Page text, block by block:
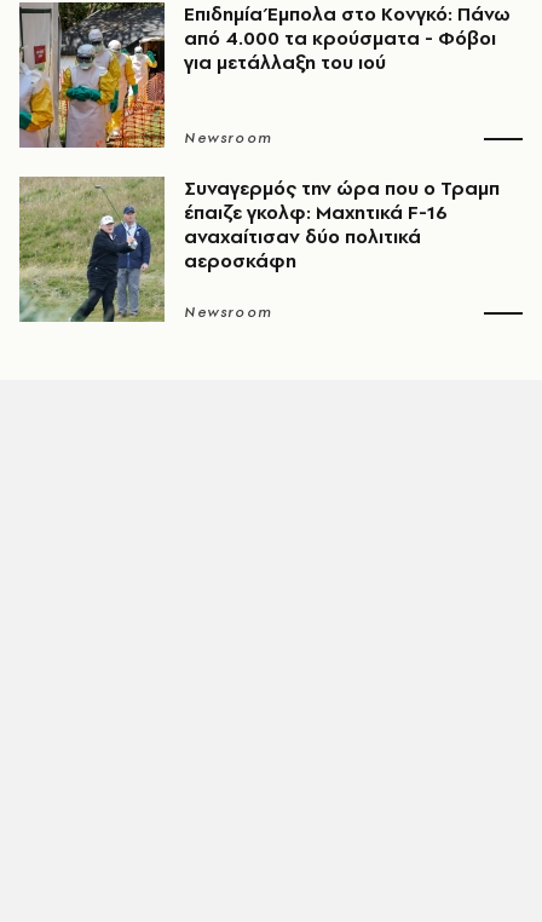
Επιδημία Έμπολα στο Κονγκό: Πάνω
από 4.000 τα κρούσματα - Φόβοι
για μετάλλαξη του ιού
Newsroom
Συναγερμός την ώρα που ο Τραμπ
έπαιζε γκολφ: Μαχητικά F-16
αναχαίτισαν δύο πολιτικά
αεροσκάφη
Newsroom